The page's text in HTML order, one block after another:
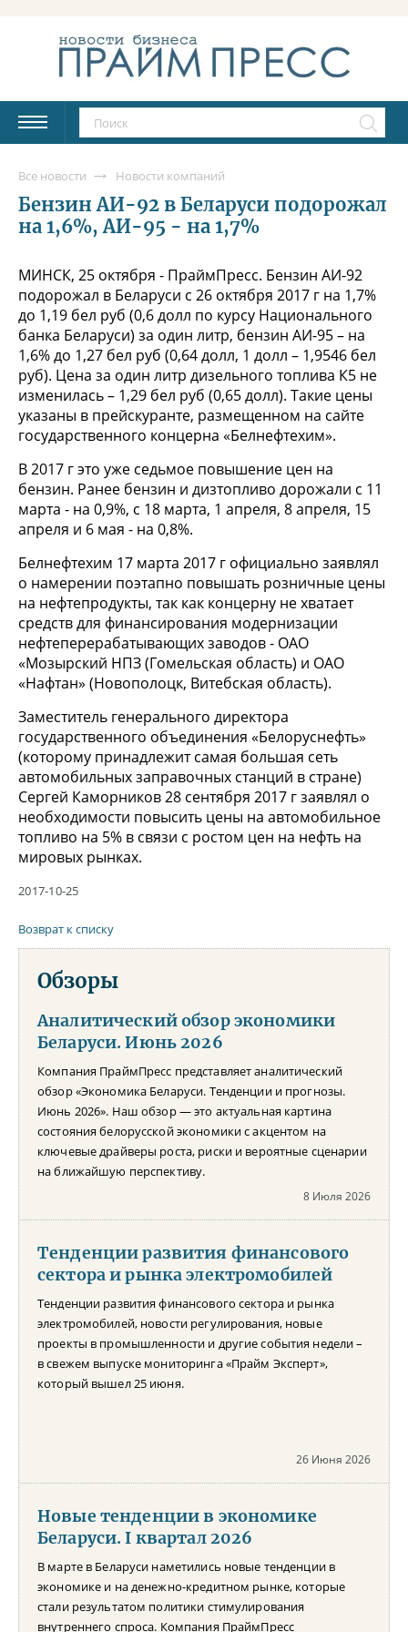
Все новости Новости компаний
Бензин АИ-92 в Беларуси подорожал
на 1,6%, АИ-95 - на 1,7%
МИНСК, 25 октября - ПраймПресс. Бензин АИ-92
подорожал в Беларуси с 26 октября 2017 г на 1,7%
до 1,19 бел руб (0,6 долл по курсу Национального
банка Беларуси) за один литр, бензин АИ-95 – на
1,6% до 1,27 бел руб (0,64 долл, 1 долл – 1,9546 бел
руб). Цена за один литр дизельного топлива К5 не
изменилась – 1,29 бел руб (0,65 долл). Такие цены
указаны в прейскуранте, размещенном на сайте
государственного концерна «Белнефтехим».
В 2017 г это уже седьмое повышение цен на
бензин. Ранее бензин и дизтопливо дорожали с 11
марта - на 0,9%, с 18 марта, 1 апреля, 8 апреля, 15
апреля и 6 мая - на 0,8%.
Белнефтехим 17 марта 2017 г официально заявлял
о намерении поэтапно повышать розничные цены
на нефтепродукты, так как концерну не хватает
средств для финансирования модернизации
нефтеперерабатывающих заводов - ОАО
«Мозырский НПЗ (Гомельская область) и ОАО
«Нафтан» (Новополоцк, Витебская область).
Заместитель генерального директора
государственного объединения «Белоруснефть»
(которому принадлежит самая большая сеть
автомобильных заправочных станций в стране)
Сергей Каморников 28 сентября 2017 г заявлял о
необходимости повысить цены на автомобильное
топливо на 5% в связи с ростом цен на нефть на
мировых рынках.
2017-10-25
Возврат к списку
Обзоры
Аналитический обзор экономики
Беларуси. Июнь 2026
Компания ПраймПресс представляет аналитический
обзор «Экономика Беларуси. Тенденции и прогнозы.
Июнь 2026». Наш обзор — это актуальная картина
состояния белорусской экономики с акцентом на
ключевые драйверы роста, риски и вероятные сценарии
на ближайшую перспективу.
8 Июля 2026
Тенденции развития финансового
сектора и рынка электромобилей
Тенденции развития финансового сектора и рынка
электромобилей, новости регулирования, новые
проекты в промышленности и другие события недели –
в свежем выпуске мониторинга «Прайм Эксперт»,
который вышел 25 июня.
26 Июня 2026
Новые тенденции в экономике
Беларуси. I квартал 2026
В марте в Беларуси наметились новые тенденции в
экономике и на денежно-кредитном рынке, которые
стали результатом политики стимулирования
внутреннего спроса. Компания ПраймПресс